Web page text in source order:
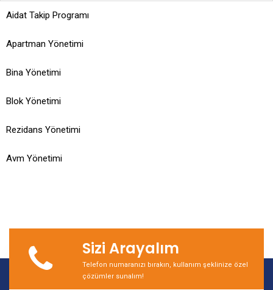
Aidat Takip Programı
Apartman Yönetimi
Bina Yönetimi
Blok Yönetimi
Rezidans Yönetimi
Avm Yönetimi
Sizi Arayalım
Telefon numaranızı bırakın, kullanım şeklinize özel
çözümler sunalım!